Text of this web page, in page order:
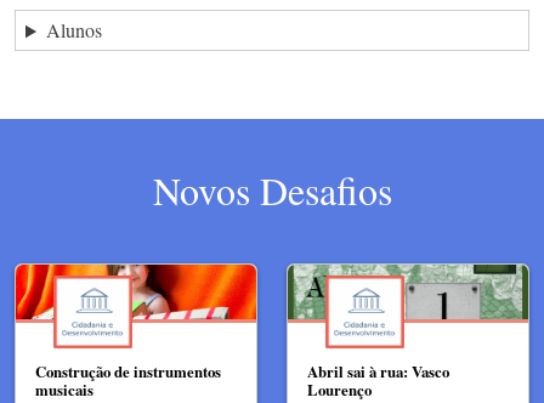
Alunos
Novos Desafios
Construção de instrumentos
musicais
Abril sai à rua: Vasco
Lourenço